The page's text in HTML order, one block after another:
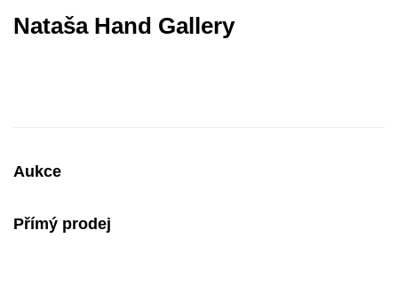
Nataša Hand Gallery
Aukce
Přímý prodej